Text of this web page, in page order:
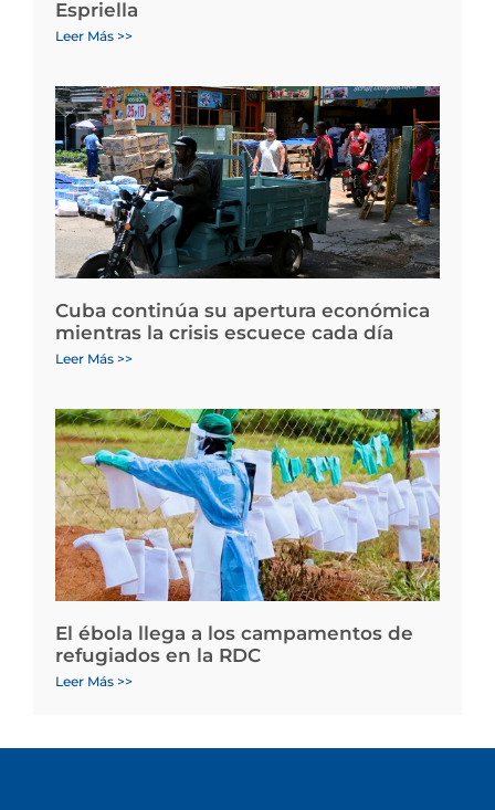
Espriella
Leer Más >>
Cuba continúa su apertura económica
mientras la crisis escuece cada día
Leer Más >>
El ébola llega a los campamentos de
refugiados en la RDC
Leer Más >>